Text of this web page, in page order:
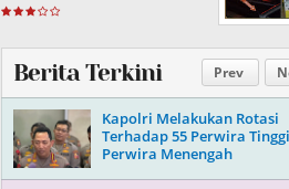
Prev
Berita Terkini
Kapolri Melakukan Rotasi
Terhadap 55 Perwira
Perwira Menengah